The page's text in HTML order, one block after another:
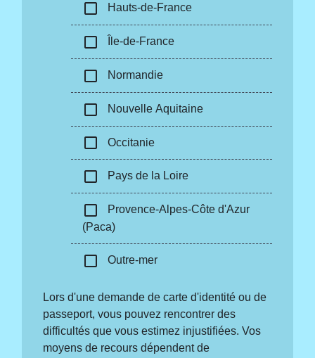
check_box_outline_blank Hauts-de-France
check_box_outline_blank Île-de-France
check_box_outline_blank Normandie
check_box_outline_blank Nouvelle Aquitaine
check_box_outline_blank Occitanie
check_box_outline_blank Pays de la Loire
check_box_outline_blank
Provence-Alpes-Côte d'Azur
(Paca)
check_box_outline_blank Outre-mer
Lors d'une demande de carte d'identité ou de
passeport, vous pouvez rencontrer des
difficultés que vous estimez injustifiées. Vos
moyens de recours dépendent de